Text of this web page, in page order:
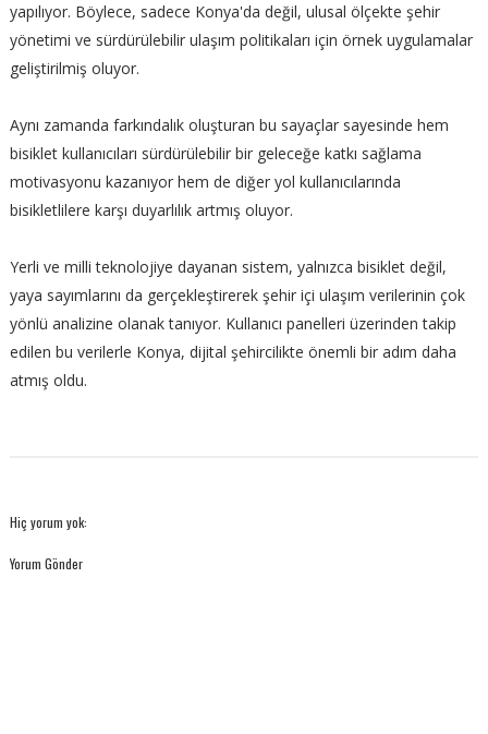
yapılıyor. Böylece, sadece Konya'da değil, ulusal ölçekte şehir
yönetimi ve sürdürülebilir ulaşım politikaları için örnek uygulamalar
geliştirilmiş oluyor.
Aynı zamanda farkındalık oluşturan bu sayaçlar sayesinde hem
bisiklet kullanıcıları sürdürülebilir bir geleceğe katkı sağlama
motivasyonu kazanıyor hem de diğer yol kullanıcılarında
bisikletlilere karşı duyarlılık artmış oluyor.
Yerli ve milli teknolojiye dayanan sistem, yalnızca bisiklet değil,
yaya sayımlarını da gerçekleştirerek şehir içi ulaşım verilerinin çok
yönlü analizine olanak tanıyor. Kullanıcı panelleri üzerinden takip
edilen bu verilerle Konya, dijital şehircilikte önemli bir adım daha
atmış oldu.
Hiç yorum yok:
Yorum Gönder